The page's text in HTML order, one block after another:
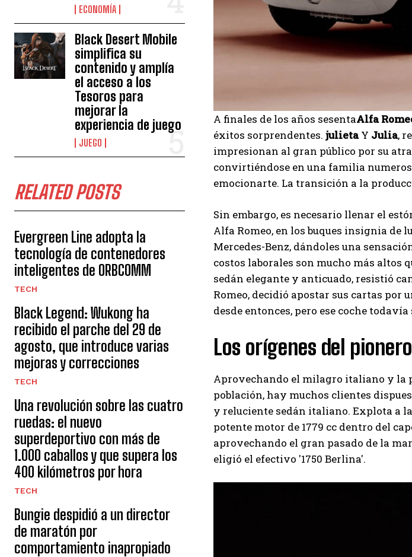
I WANT
I've read and accept thePrivacy
Ayhan
ECONOMÍA
Black Desert Mobile
simplifica su
contenido y amplía
el acceso a los
Tesoros para
mejorar la
experiencia de juego
JUEGO
RELATED POSTS
Evergreen Line adopta la
tecnología de contenedores
inteligentes de ORBCOMM
TECH
Black Legend: Wukong ha
recibido el parche del 29 de
agosto, que introduce varias
mejoras y correcciones
TECH
Una revolución sobre las cuatro
ruedas: el nuevo
superdeportivo con más de
1.000 caballos y que supera los
400 kilómetros por hora
TECH
Bungie despidió a un director
de maratón por
comportamiento inapropiado
A finales de los años sesentaAlfa
éxitos sorprendentes. julietaY Julia,
impresionan al gran público por su
convirtiéndose en una familia
emocionarte. La transición a la
Sin embargo, es necesario llenar el
Alfa Romeo, en los buques insignia de
Mercedes-Benz, dándoles una
costos laborales son mucho más altos
sedán elegante y anticuado, resistió
Romeo, decidió apostar sus cartas por
desde entonces, pero ese coche
Los orígenes del
Aprovechando el milagro italiano y la
población, hay muchos clientes
y reluciente sedán italiano. Explota a
potente motor de 1779 cc dentro del
aprovechando el gran pasado de la
eligió el efectivo '1750 Berlina'.